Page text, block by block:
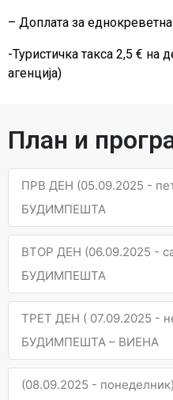
– Доплата за
-Туристичка такса 2,5 € на
агенција)
План и
ПРВ ДЕН (05.09.2025 -
БУДИМПЕШТА
ВТОР ДЕН (06.09.2025 -
БУДИМПЕШТА
ТРЕТ ДЕН ( 07.09.2025 -
БУДИМПЕШТА – ВИЕНА
(08.09.2025 -